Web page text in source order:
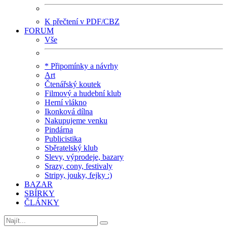
K přečtení v PDF/CBZ
FORUM
Vše
* Připomínky a návrhy
Art
Čtenářský koutek
Filmový a hudební klub
Herní vlákno
Ikonková dílna
Nakupujeme venku
Pindárna
Publicistika
Sběratelský klub
Slevy, výprodeje, bazary
Srazy, cony, festivaly
Stripy, jouky, fejky :)
BAZAR
SBÍRKY
ČLÁNKY